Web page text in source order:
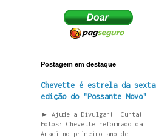
Postagem em destaque
Chevette é estrela da sexta
edição do "Possante Novo"
► Ajude a Divulgar!! Curta!!!
Fotos: Chevette reformado da
Araci no primeiro ano de